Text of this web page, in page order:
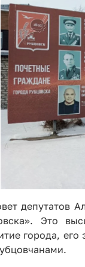
депутатов
Это
города, его